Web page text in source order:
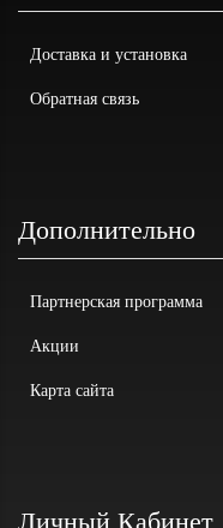
Доставка и установка
Обратная связь
Дополнительно
Партнерская программа
Акции
Карта сайта
Личный Кабинет